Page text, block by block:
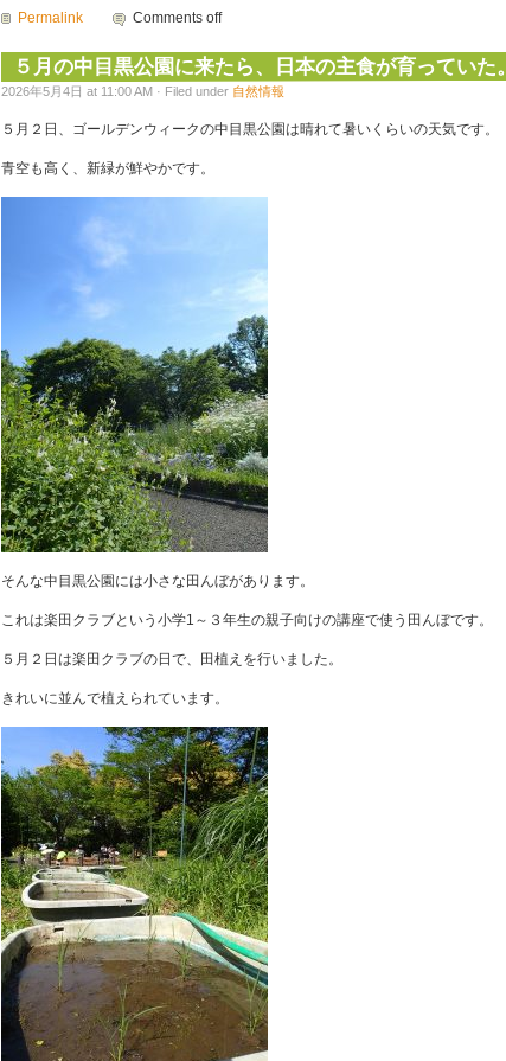
Permalink Comments off
５月の中目黒公園に来たら、日本の主食が育っていた。
2026年5月4日 at 11:00 AM · Filed under 自然情報
５月２日、ゴールデンウィークの中目黒公園は晴れて暑いくらいの天気です。
青空も高く、新緑が鮮やかです。
そんな中目黒公園には小さな田んぼがあります。
これは楽田クラブという小学1～３年生の親子向けの講座で使う田んぼです。
５月２日は楽田クラブの日で、田植えを行いました。
きれいに並んで植えられています。